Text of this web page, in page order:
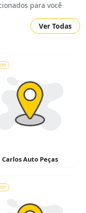
para você
Ver Todas
Carlos Auto Peças